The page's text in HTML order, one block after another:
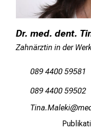
Dr. med. dent.
Zahnärztin in der
089 4400 59581
089 4400 59502
Knlug OgäioJl